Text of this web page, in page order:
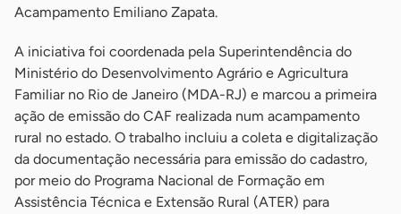
Acampamento Emiliano Zapata.
A iniciativa foi coordenada pela Superintendência do
Ministério do Desenvolvimento Agrário e Agricultura
Familiar no Rio de Janeiro (MDA-RJ) e marcou a primeira
ação de emissão do CAF realizada num acampamento
rural no estado. O trabalho incluiu a coleta e digitalização
da documentação necessária para emissão do cadastro,
por meio do Programa Nacional de Formação em
Assistência Técnica e Extensão Rural (ATER) para